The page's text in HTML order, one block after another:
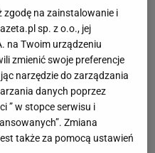
zgodę na zainstalowanie i
sp. z o.o., jej
na Twoim urządzeniu
zmienić swoje preferencje
narzędzie do zarządzania
danych poprzez
” w stopce serwisu i
Zmiana
także za pomocą ustawień